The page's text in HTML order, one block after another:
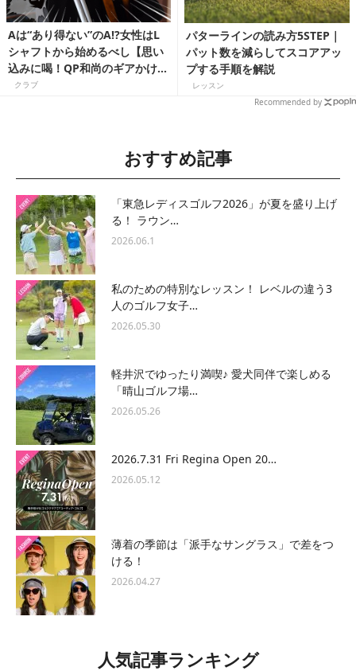
Aは“あり得ない”のA⁉女性はL
シャフトから始めるべし【思い
込みに喝！QP和尚のギアかけ込
み寺】
クラブ
パターラインの読み方5STEP｜
パット数を減らしてスコアアッ
プする手順を解説
レッスン
Recommended by
おすすめ記事
「東急レディスゴルフ2026」が夏を盛り上げ
る！ ラウン…
2026.06.1
私のための特別なレッスン！ レベルの違う3
人のゴルフ女子…
2026.05.30
軽井沢でゆったり満喫♪ 愛犬同伴で楽しめる
「晴山ゴルフ場…
2026.05.26
2026.7.31 Fri Regina Open 20…
2026.05.12
薄着の季節は「派手なサングラス」で差をつ
ける！
2026.04.27
人気記事ランキング